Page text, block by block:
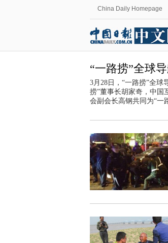
China Daily Homepage
“一路捞”全球
3月28日，“一路捞”全
捞”董事长胡家奇，中国
会副会长高钢共同为“一